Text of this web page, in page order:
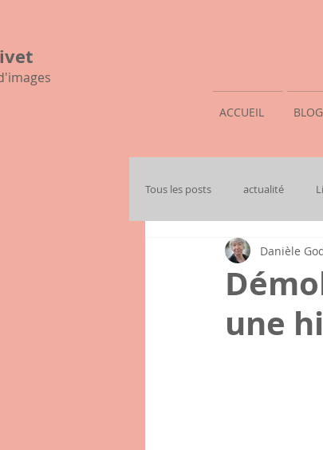
ACCUEIL BLOG
Tous les posts actualité
mon histoire familiale
une
Danièle